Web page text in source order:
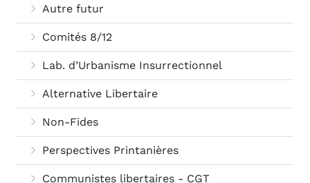
Autre futur
Comités 8/12
Lab. d’Urbanisme Insurrectionnel
Alternative Libertaire
Non-Fides
Perspectives Printanières
Communistes libertaires - CGT